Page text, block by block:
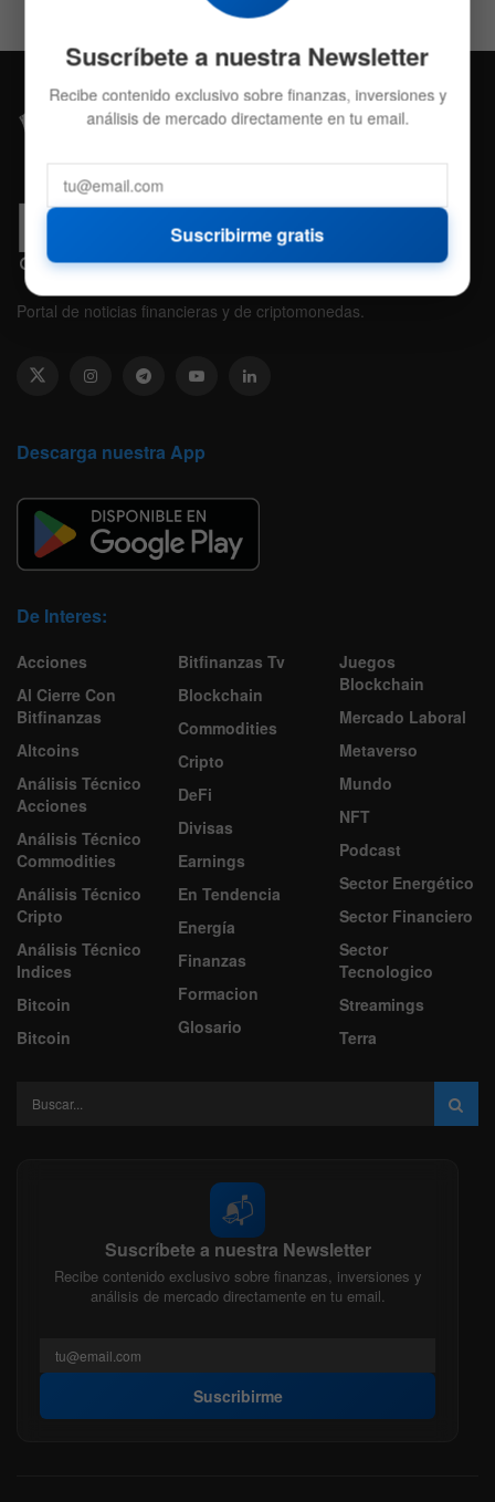
Portal de noticias financieras y de criptomonedas.
Descarga nuestra App
De Interes:
Acciones
Al Cierre Con
Bitfinanzas
Altcoins
Análisis Técnico
Acciones
Análisis Técnico
Commodities
Análisis Técnico
Cripto
Análisis Técnico
Indices
Bitcoin
Bitcoin
Bitfinanzas Tv
Blockchain
Commodities
Cripto
DeFi
Divisas
Earnings
En Tendencia
Energía
Finanzas
Formacion
Glosario
Juegos
Blockchain
Mercado Laboral
Metaverso
Mundo
NFT
Podcast
Sector Energético
Sector Financiero
Sector
Tecnologico
Streamings
Terra
📬
Suscríbete a nuestra Newsletter
Recibe contenido exclusivo sobre finanzas, inversiones y
análisis de mercado directamente en tu email.
Suscribirme
Suscríbete a nuestra Newsletter
Recibe contenido exclusivo sobre finanzas, inversiones y
análisis de mercado directamente en tu email.
Suscribirme gratis